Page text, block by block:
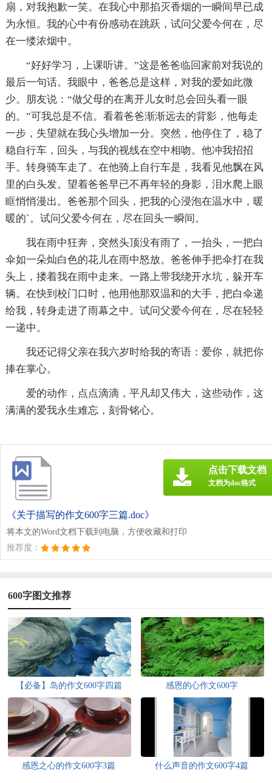
扇，对我抱歉一笑。在我心中那掐灭香烟的一瞬间早已成
为永恒。我的心中有份感动在跳跃，试问父爱今何在，尽
在一缕浓烟中。
“好好学习，上课听讲。”这是爸爸临回家前对我说的
最后一句话。我眼中，爸爸总是这样，对我的爱如此微
少。朋友说：“做父母的在离开儿女时总会回头看一眼
的。”可我总是不信。看着爸爸渐渐远去的背影，他每走
一步，失望就在我心头增加一分。突然，他停住了，稳了
稳自行车，回头，与我的视线在空中相吻。他冲我招招
手。转身骑车走了。在他骑上自行车是，我看见他飘在风
里的白头发。望着爸爸早已不再年轻的身影，泪水爬上眼
眶悄悄漫出。爸爸那个回头，把我的心浸泡在温水中，暖
暖的`。试问父爱今何在，尽在回头一瞬间。
我在雨中狂奔，突然头顶没有雨了，一抬头，一把白
伞如一朵灿白色的花儿在雨中怒放。爸爸伸手把伞打在我
头上，搂着我在雨中走来。一路上带我绕开水坑，躲开车
辆。在快到校门口时，他用他那双温和的大手，把白伞递
给我，转身走进了雨幕之中。试问父爱今何在，尽在轻轻
一递中。
我还记得父亲在我六岁时给我的寄语：爱你，就把你
捧在掌心。
爱的动作，点点滴滴，平凡却又伟大，这些动作，这
满满的爱我永生难忘，刻骨铭心。
《关于描写的作文600字三篇.doc》
将本文的Word文档下载到电脑，方便收藏和打印
推荐度：
点击下载文档
文档为doc格式
600字图文推荐
【必备】岛的作文600字四篇 感恩的心作文600字
感恩之心的作文600字3篇 什么声音的作文600字4篇